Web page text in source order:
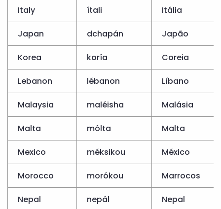
Italy ítali Itália
Japan dchapán Japão
Korea koría Coreia
Lebanon lébanon Líbano
Malaysia maléisha Malásia
Malta mólta Malta
Mexico méksikou México
Morocco morókou Marrocos
Nepal nepál Nepal